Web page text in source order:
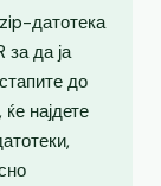
датотека
за да ја
до
најдете